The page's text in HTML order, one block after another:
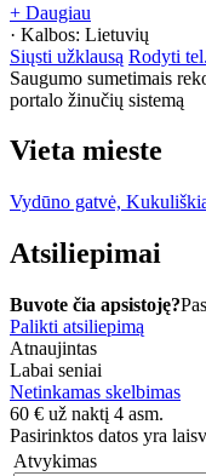
+ Daugiau
· Kalbos: Lietuvių
Siųsti užklausą Rodyti
Saugumo sumetimais
portalo žinučių sistemą
Vieta mieste
Vydūno gatvė,
Atsiliepimai
Buvote čia apsistoję?
Palikti atsiliepimą
Atnaujintas
Labai seniai
Netinkamas skelbimas
60 € už naktį 4 asm.
Pasirinktos datos yra
Atvykimas